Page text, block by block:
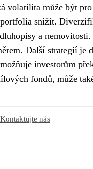
volatilita může být
snížit.
a
Další strategií je
investorům
fondů, může
Kontaktujte nás